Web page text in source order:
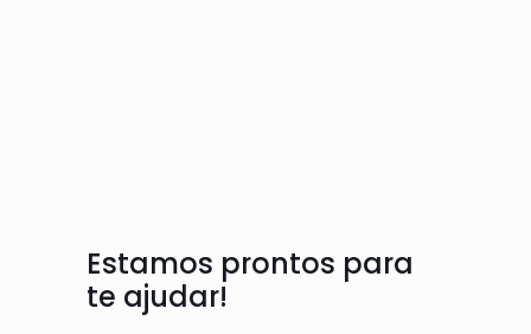
Estamos prontos para
te ajudar!